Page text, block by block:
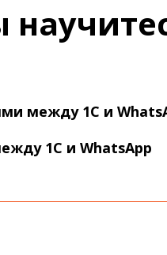
между 1С и
1С и WhatsApp